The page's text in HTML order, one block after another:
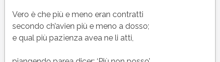
Vero è che più e meno eran contratti
secondo ch’avien più e meno a dosso;
e qual più pazïenza avea ne li atti,